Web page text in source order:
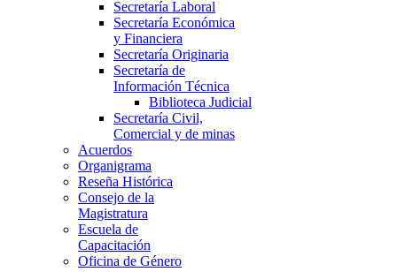
Secretaría Laboral
Secretaría Económica
y Financiera
Secretaría Originaria
Secretaría de
Información Técnica
Biblioteca Judicial
Secretaría Civil,
Comercial y de minas
Acuerdos
Organigrama
Reseña Histórica
Consejo de la
Magistratura
Escuela de
Capacitación
Oficina de Género